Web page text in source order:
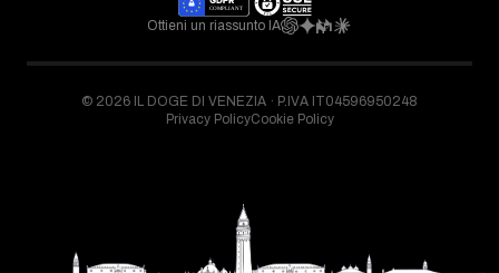
Ottieni un riassunto IA
© 2026 IL DOGE DI VENEZIA · P.IVA IT04596950248
Privacy PolicyCookie Policy